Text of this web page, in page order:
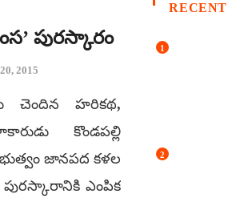
పురస్కారం
2015
చెందిన హరికథ,
కొండపల్లి
జానపద కళల
ఎంపిక
RECENT
1
2